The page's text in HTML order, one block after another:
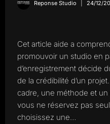
Reponse Studio 24/12/
Cet article aide a
promouvoir un studio en
d’enregistrement décide
de la crédibilité d’un
cadre, une méthode et un
vous ne réservez pas
choisissez une…